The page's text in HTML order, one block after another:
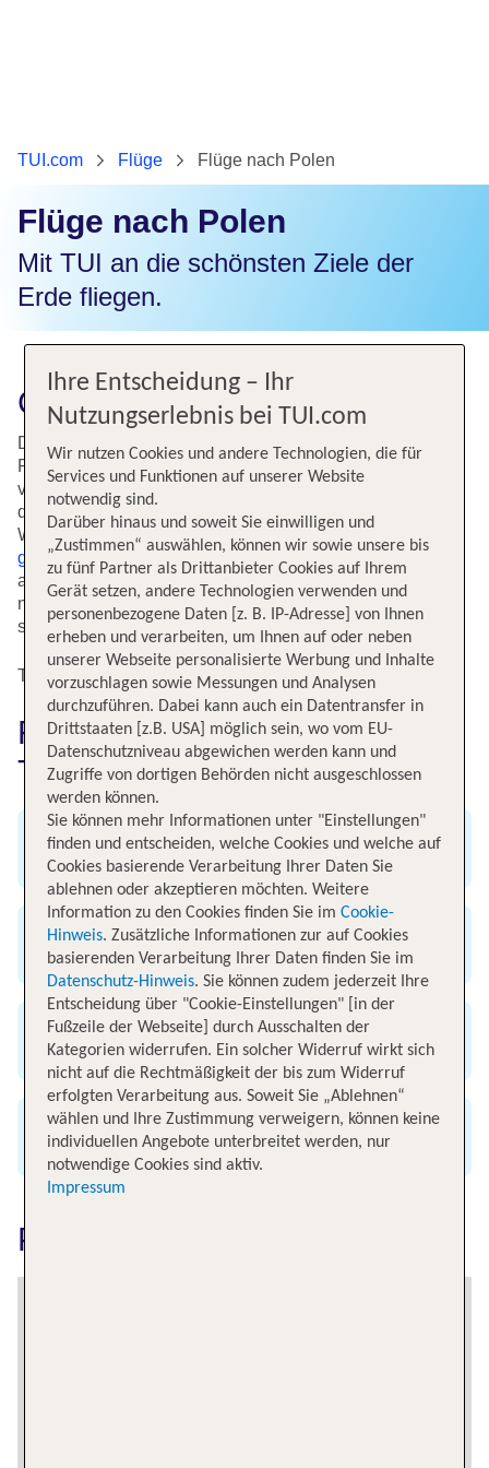
TUI.com Flüge Flüge nach Polen
Flüge nach Polen
Mit TUI an die schönsten Ziele der
Erde fliegen.
Günstiger Flug nach Polen
Die polnische Ostseeküste ist zu jeder Jahreszeit eine
Reise wert, aber unser östliches Nachbarland hat noch
viele weitere schöne Regionen und Städte zu bieten, wie
die geschichtsträchtigen Metropolen
Warschau, Krakau oder Danzig. Auf tui.com findest Du
günstige Flüge
nach Polen von 16 deutschen Flughäfen
aus. So landest Du zum Beispiel von Frankfurt/Main aus
nach etwa anderthalb Stunden Flugzeit bequem und
sicher in Warschau oder Krakau.
Top Flugangebote nach Polen
Flug nach Polen einfach bei
TUI buchen
Angebot an weltweiten Flügen
Exklusive Flug-Specials
Günstig & bequem buchen
Alle renommierten Airlines
Polen erkunden
Ihre Entscheidung – Ihr
Nutzungserlebnis bei TUI.com
Wir nutzen Cookies und andere Technologien, die für
Services und Funktionen auf unserer Website
notwendig sind.
Darüber hinaus und soweit Sie einwilligen und
„Zustimmen“ auswählen, können wir sowie unsere bis
zu fünf Partner als Drittanbieter Cookies auf Ihrem
Gerät setzen, andere Technologien verwenden und
personenbezogene Daten [z. B. IP-Adresse] von Ihnen
erheben und verarbeiten, um Ihnen auf oder neben
unserer Webseite personalisierte Werbung und Inhalte
vorzuschlagen sowie Messungen und Analysen
durchzuführen. Dabei kann auch ein Datentransfer in
Drittstaaten [z.B. USA] möglich sein, wo vom EU-
Datenschutzniveau abgewichen werden kann und
Zugriffe von dortigen Behörden nicht ausgeschlossen
werden können.
Sie können mehr Informationen unter "Einstellungen"
finden und entscheiden, welche Cookies und welche auf
Cookies basierende Verarbeitung Ihrer Daten Sie
ablehnen oder akzeptieren möchten. Weitere
Information zu den Cookies finden Sie im Cookie-
Hinweis. Zusätzliche Informationen zur auf Cookies
basierenden Verarbeitung Ihrer Daten finden Sie im
Datenschutz-Hinweis. Sie können zudem jederzeit Ihre
Entscheidung über "Cookie-Einstellungen" [in der
Fußzeile der Webseite] durch Ausschalten der
Kategorien widerrufen. Ein solcher Widerruf wirkt sich
nicht auf die Rechtmäßigkeit der bis zum Widerruf
erfolgten Verarbeitung aus. Soweit Sie „Ablehnen“
wählen und Ihre Zustimmung verweigern, können keine
individuellen Angebote unterbreitet werden, nur
notwendige Cookies sind aktiv.
Impressum